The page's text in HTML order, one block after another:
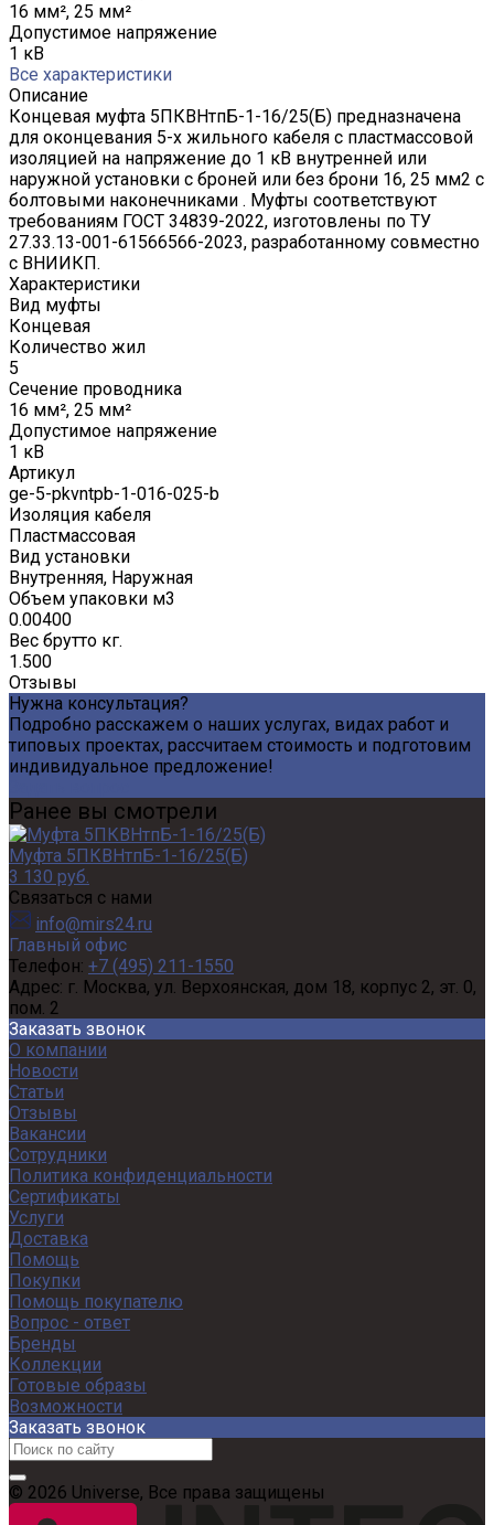
16 мм², 25 мм²
Допустимое напряжение
1 кВ
Все характеристики
Описание
Концевая муфта 5ПКВНтпБ-1-16/25(Б) предназначена
для оконцевания 5-х жильного кабеля с пластмассовой
изоляцией на напряжение до 1 кВ внутренней или
наружной установки с броней или без брони 16, 25 мм2 с
болтовыми наконечниками . Муфты соответствуют
требованиям ГОСТ 34839-2022, изготовлены по ТУ
27.33.13-001-61566566-2023, разработанному совместно
с ВНИИКП.
Характеристики
Вид муфты
Концевая
Количество жил
5
Сечение проводника
16 мм², 25 мм²
Допустимое напряжение
1 кВ
Артикул
ge-5-pkvntpb-1-016-025-b
Изоляция кабеля
Пластмассовая
Вид установки
Внутренняя, Наружная
Объем упаковки м3
0.00400
Вес брутто кг.
1.500
Отзывы
Нужна консультация?
Подробно расскажем о наших услугах, видах работ и
типовых проектах, рассчитаем стоимость и подготовим
индивидуальное предложение!
Ранее вы смотрели
Муфта 5ПКВНтпБ-1-16/25(Б)
3 130 руб.
Связаться с нами
info@mirs24.ru
Главный офис
Телефон: +7 (495) 211-1550
Адрес: г. Москва, ул. Верхоянская, дом 18, корпус 2, эт. 0,
пом. 2
Заказать звонок
О компании
Новости
Статьи
Отзывы
Вакансии
Сотрудники
Политика конфиденциальности
Сертификаты
Услуги
Доставка
Помощь
Покупки
Помощь покупателю
Вопрос - ответ
Бренды
Коллекции
Готовые образы
Возможности
Заказать звонок
© 2026 Universe, Все права защищены